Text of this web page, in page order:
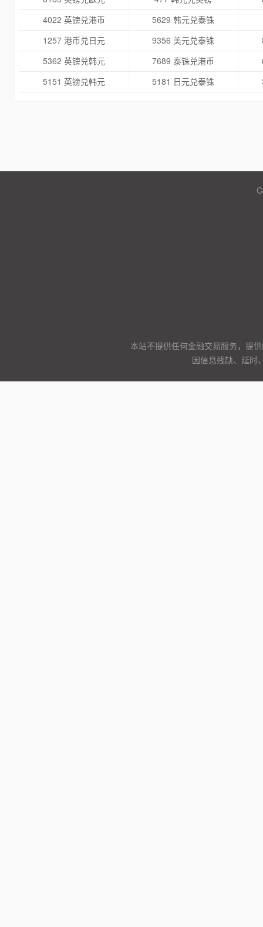
4022 英镑兑港币
5629 韩元兑泰铢
1257 港币兑日元
9356 美元兑泰铢
5362 英镑兑韩元
7689 泰铢兑港币
5151 英镑兑韩元
5181 日元兑泰铢
本站不提供任何金融交易服务，提
因信息残缺、延时